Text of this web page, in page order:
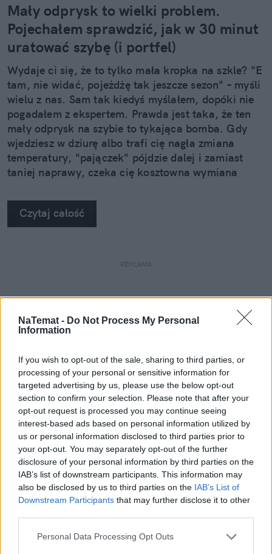
NaTemat - Do Not Process My Personal
Information
If you wish to opt-out of the sale, sharing to third parties, or
processing of your personal or sensitive information for
targeted advertising by us, please use the below opt-out
section to confirm your selection. Please note that after your
opt-out request is processed you may continue seeing
interest-based ads based on personal information utilized by
us or personal information disclosed to third parties prior to
your opt-out. You may separately opt-out of the further
disclosure of your personal information by third parties on the
IAB’s list of downstream participants. This information may
also be disclosed by us to third parties on the IAB’s List of
Downstream Participants that may further disclose it to other
Personal Data Processing Opt Outs
Mały odprysk to wielki problem.
Pojechałem sprawdzić, jak w 30 minut
uratować szybę (i portfel)
Wydaje ci się, że to tylko mała kropka na szkle? "E
tam, nie widać, pojeżdżę tak jeszcze sezon" – myśli
wielu z nas. Sam tak kiedyś myślałem, dopóki nie
pogadałem z ekspertem. Prawda jest taka, że ten
mały odprysk na szybie to tykająca bomba. Gdy
wjedziesz w dziurę albo trafi cię nagła zmiana
temperatury, "pajączek" pójdzie dalej i zamiast
taniej naprawy, czeka cię kosztowna wymiana
na własne oczy zobaczyć, jak profesjonaliści radzą
sobie z takimi uszkodzeniami.
Czytaj całość
REKLAMA